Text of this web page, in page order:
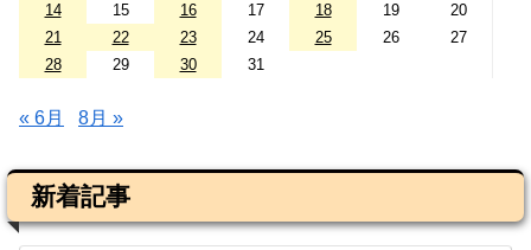
14
15 16 17 18 19
20
21
22 23 24 25 26
27
28
29 30 31
« 6月 8月 »
新着記事